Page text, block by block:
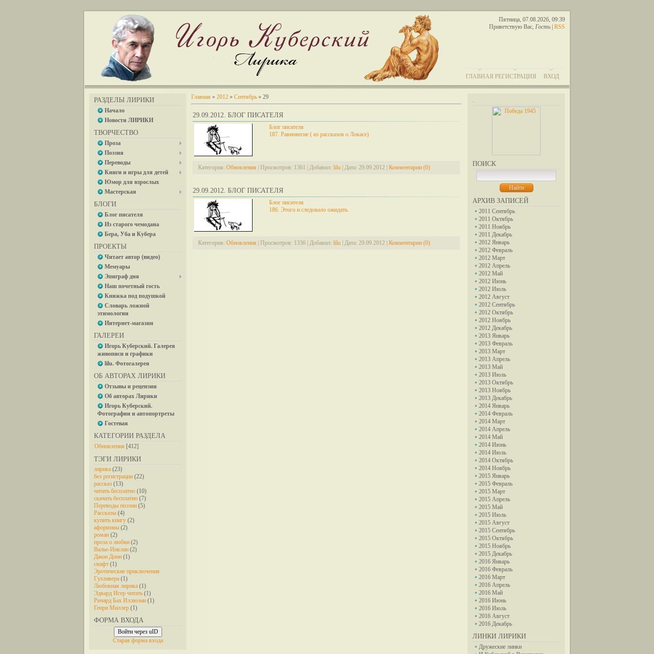
Пятница, 07.08.2026, 09:39
Приветствую Вас, Гость RSS
ГЛАВНАЯ РЕГИСТРАЦИЯ ВХОД
РАЗДЕЛЫ ЛИРИКИ
Начало
Новости ЛИРИКИ
ТВОРЧЕСТВО
Проза
Поэзия
Переводы
Книги и игры для детей
Юмор для взрослых
Мастерская
БЛОГИ
Блог писателя
Из старого чемодана
Бера, Уба и Кубера
ПРОЕКТЫ
Читает автор (видео)
Мемуары
Эпиграф дня
Наш почетный гость
Книжка под подушкой
Словарь ложной
этимологии
Интернет-магазин
ГАЛЕРЕИ
Игорь Куберский. Галерея
живописи и графики
lilu. Фотогалерея
ОБ АВТОРАХ ЛИРИКИ
Отзывы и рецензии
Об авторах Лирики
Игорь Куберский.
Фотографии и автопортреты
Гостевая
КАТЕГОРИИ РАЗДЕЛА
Обновления [412]
ТЭГИ ЛИРИКИ
лирика (23)
без регистрации (22)
рассказ (13)
читать бесплатно (10)
скачать бесплатно (7)
Переводы поэзии (5)
Рассказы (4)
купить книгу (2)
афоризмы (2)
роман (2)
проза о любви (2)
Валье-Инклан (2)
Джон Донн (1)
свифт (1)
Эротические приключения
Гулливера (1)
Любовная лирика (1)
Эдвард Игер читать (1)
Ричард Бах Иллюзии (1)
Генри Миллер (1)
ФОРМА ВХОДА
Войти через uID
Старая форма входа
.
ПОИСК
АРХИВ ЗАПИСЕЙ
2011 Сентябрь
2011 Октябрь
2011 Ноябрь
2011 Декабрь
2012 Январь
2012 Февраль
2012 Март
2012 Апрель
2012 Май
2012 Июнь
2012 Июль
2012 Август
2012 Сентябрь
2012 Октябрь
2012 Ноябрь
2012 Декабрь
2013 Январь
2013 Февраль
2013 Март
2013 Апрель
2013 Май
2013 Июль
2013 Октябрь
2013 Ноябрь
2013 Декабрь
2014 Январь
2014 Февраль
2014 Март
2014 Апрель
2014 Май
2014 Июнь
2014 Июль
2014 Октябрь
2014 Ноябрь
2015 Январь
2015 Февраль
2015 Март
2015 Апрель
2015 Май
2015 Июль
2015 Август
2015 Сентябрь
2015 Октябрь
2015 Ноябрь
2015 Декабрь
2016 Январь
2016 Февраль
2016 Март
2016 Апрель
2016 Май
2016 Июнь
2016 Июль
2016 Август
2016 Декабрь
ЛИНКИ ЛИРИКИ
Дружеские линки
Главная » 2012 » Сентябрь » 29
29.09.2012. БЛОГ ПИСАТЕЛЯ
Блог писателя
187. Равновесие ( из рассказов о Локасе)
Категория: Обновления Просмотров: 1361 Добавил: lilu Дата: 29.09.2012 Комментарии (0)
29.09.2012. БЛОГ ПИСАТЕЛЯ
Блог писателя
186. Этого и следовало ожидать.
Категория: Обновления Просмотров: 1336 Добавил: lilu Дата: 29.09.2012 Комментарии (0)